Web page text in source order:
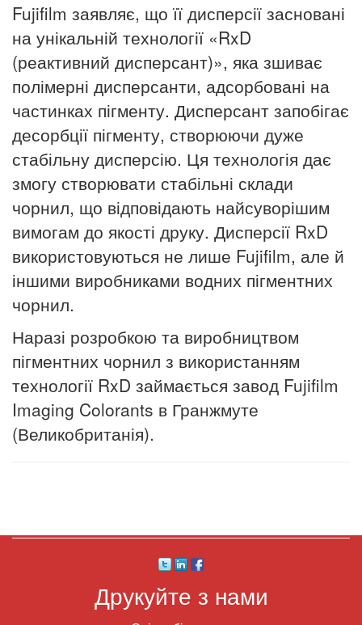
Fujifilm заявляє, що її дисперсії засновані
на унікальній технології «RxD
(реактивний дисперсант)», яка зшиває
полімерні дисперсанти, адсорбовані на
частинках пігменту. Дисперсант запобігає
десорбції пігменту, створюючи дуже
стабільну дисперсію. Ця технологія дає
змогу створювати стабільні склади
чорнил, що відповідають найсуворішим
вимогам до якості друку. Дисперсії RxD
використовуються не лише Fujifilm, але й
іншими виробниками водних пігментних
чорнил.
Наразі розробкою та виробництвом
пігментних чорнил з використанням
технології RxD займається завод Fujifilm
Imaging Colorants в Гранжмуте
(Великобританія).
Друкуйте з нами